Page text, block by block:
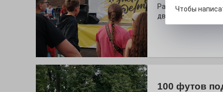
Радость в
дважды порадует
100 футов
Чтобы